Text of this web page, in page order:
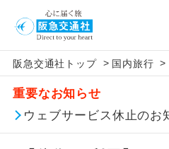
阪急交通社トップ > 国内旅行 >
重要なお知らせ
ウェブサービス休止のお
アイコン
添乗員同行
往路出発空
（駅）ま